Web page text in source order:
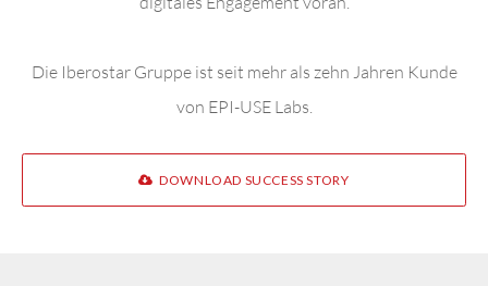
Die Iberostar Gruppe ist seit mehr als zehn Jahren Kunde
von EPI-USE Labs.
DOWNLOAD SUCCESS STORY